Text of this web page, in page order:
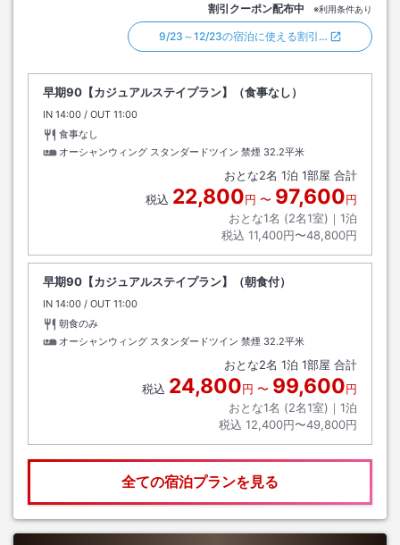
割引クーポン配布中 ※利用条件あり
9/23～12/23の宿泊に使える割引…
早期90【カジュアルステイプラン】（食事なし）
IN チェックイン
14:00 / OUT チェックアウト
11:00
食事なし
オーシャンウィング スタンダードツイン 禁煙 32.2平米
おとな2名 1泊 1部屋 合計
税込 22,800円 〜 97,600円
おとな1名 (2名1室)｜ 1泊
税込 11,400円〜48,800円
早期90【カジュアルステイプラン】（朝食付）
IN チェックイン
14:00 / OUT チェックアウト
11:00
朝食のみ
オーシャンウィング スタンダードツイン 禁煙 32.2平米
おとな2名 1泊 1部屋 合計
税込 24,800円 〜 99,600円
おとな1名 (2名1室)｜ 1泊
税込 12,400円〜49,800円
全ての宿泊プランを見る